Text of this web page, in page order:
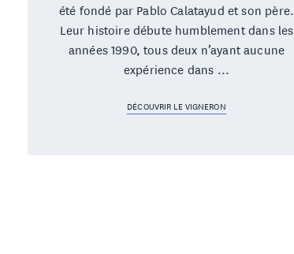
été fondé par Pablo Calatayud et son père.
Leur histoire débute humblement dans les
années 1990, tous deux n’ayant aucune
expérience dans ...
DÉCOUVRIR LE VIGNERON